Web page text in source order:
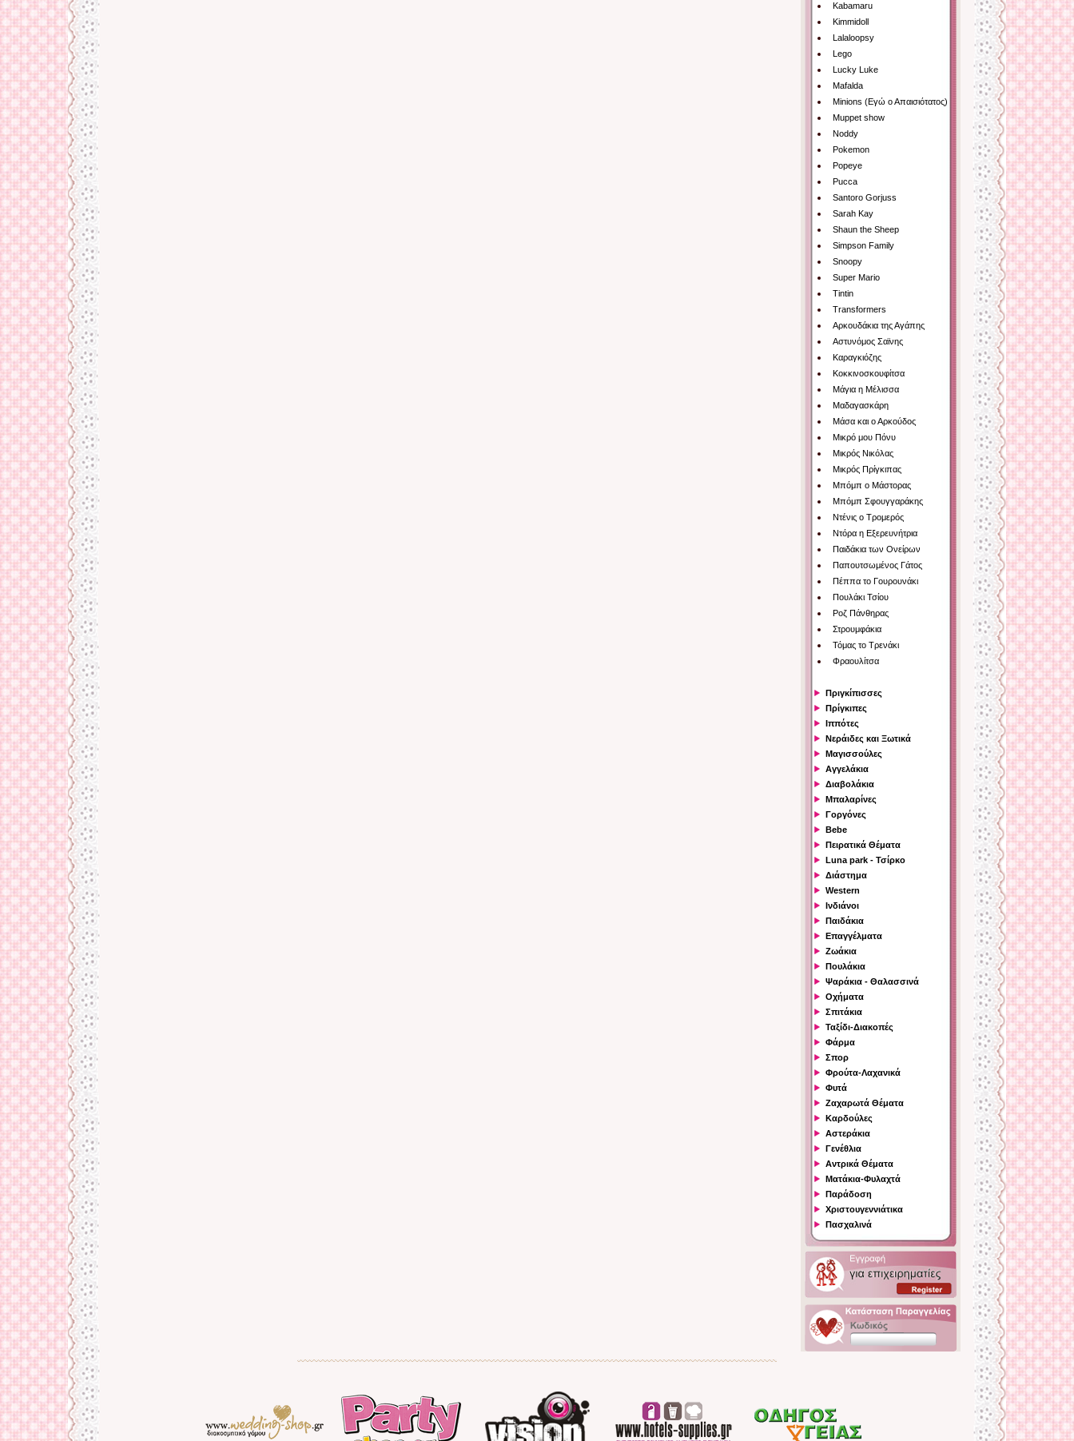
Kabamaru
Kimmidoll
Lalaloopsy
Lego
Lucky Luke
Mafalda
Minions (Εγώ ο Απαισιότατος)
Muppet show
Noddy
Pokemon
Popeye
Pucca
Santoro Gorjuss
Sarah Kay
Shaun the Sheep
Simpson Family
Snoopy
Super Mario
Tintin
Transformers
Αρκουδάκια της Αγάπης
Αστυνόμος Σαϊνης
Καραγκιόζης
Κοκκινοσκουφίτσα
Μάγια η Μέλισσα
Μαδαγασκάρη
Μάσα και ο Αρκούδος
Μικρό μου Πόνυ
Μικρός Νικόλας
Μικρός Πρίγκιπας
Μπόμπ ο Μάστορας
Μπόμπ Σφουγγαράκης
Ντένις ο Τρομερός
Ντόρα η Εξερευνήτρια
Παιδάκια των Ονείρων
Παπουτσωμένος Γάτος
Πέππα το Γουρουνάκι
Πουλάκι Τσίου
Ροζ Πάνθηρας
Στρουμφάκια
Τόμας το Τρενάκι
Φραουλίτσα
Πριγκίπισσες
Πρίγκιπες
Ιππότες
Νεράιδες και Ξωτικά
Μαγισσούλες
Αγγελάκια
Διαβολάκια
Μπαλαρίνες
Γοργόνες
Bebe
Πειρατικά Θέματα
Luna park - Τσίρκο
Διάστημα
Western
Ινδιάνοι
Παιδάκια
Επαγγέλματα
Ζωάκια
Πουλάκια
Ψαράκια - Θαλασσινά
Οχήματα
Σπιτάκια
Ταξίδι-Διακοπές
Φάρμα
Σπορ
Φρούτα-Λαχανικά
Φυτά
Ζαχαρωτά Θέματα
Καρδούλες
Αστεράκια
Γενέθλια
Αντρικά Θέματα
Ματάκια-Φυλαχτά
Παράδοση
Χριστουγεννιάτικα
Πασχαλινά